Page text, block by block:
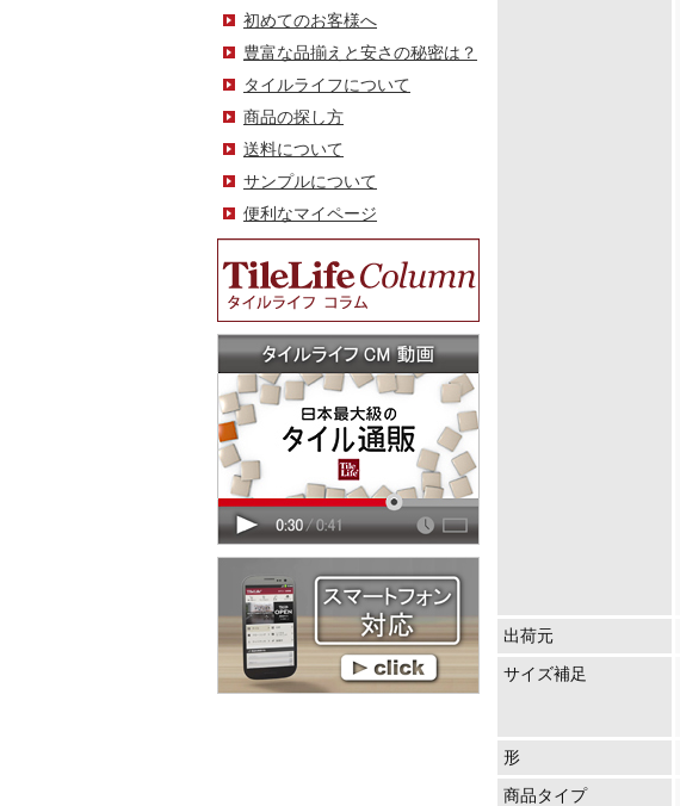
初めてのお客様へ
豊富な品揃えと安さの秘密は？
タイルライフについて
商品の探し方
送料について
サンプルについて
便利なマイページ
出荷元
サイズ補足
形
商品タイプ